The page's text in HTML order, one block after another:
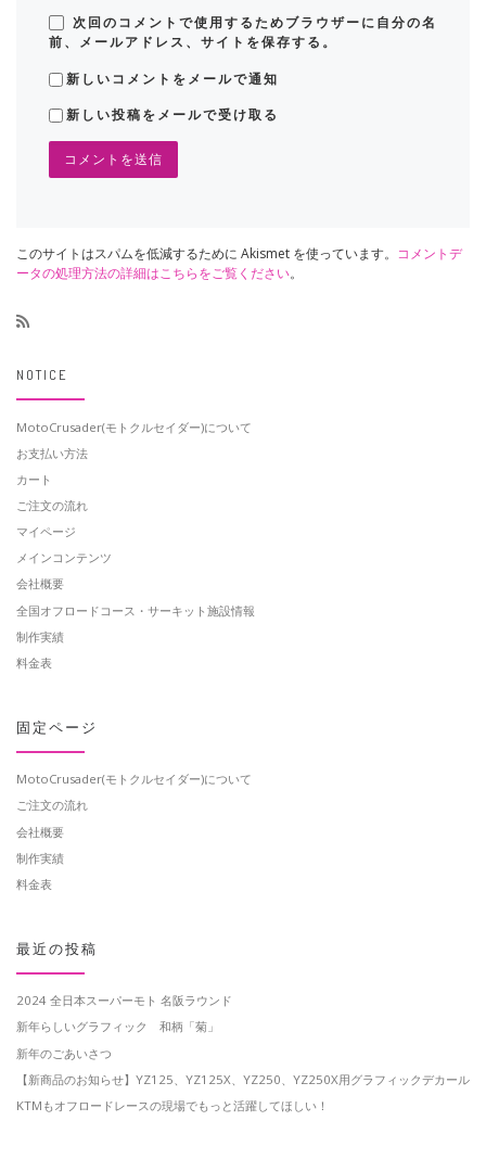
次回のコメントで使用するためブラウザーに自分の名
前、メールアドレス、サイトを保存する。
新しいコメントをメールで通知
新しい投稿をメールで受け取る
このサイトはスパムを低減するために Akismet を使っています。 コメントデ
ータの処理方法の詳細はこちらをご覧ください。
NOTICE
MotoCrusader(モトクルセイダー)について
お支払い方法
カート
ご注文の流れ
マイページ
メインコンテンツ
会社概要
全国オフロードコース・サーキット施設情報
制作実績
料金表
固定ページ
MotoCrusader(モトクルセイダー)について
ご注文の流れ
会社概要
制作実績
料金表
最近の投稿
2024 全日本スーパーモト 名阪ラウンド
新年らしいグラフィック 和柄「菊」
新年のごあいさつ
【新商品のお知らせ】YZ125、YZ125X、YZ250、YZ250X用グラフィックデカール
KTMもオフロードレースの現場でもっと活躍してほしい！